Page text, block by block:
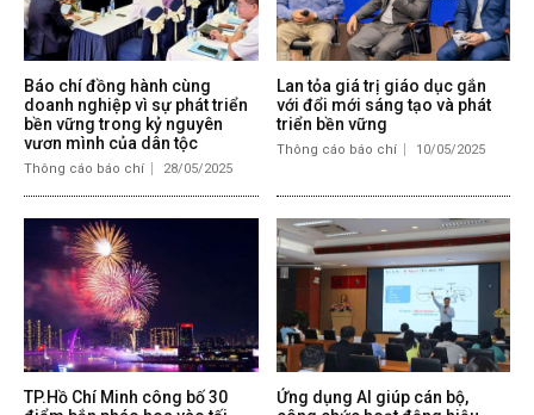
Báo chí đồng hành cùng
doanh nghiệp vì sự phát triển
bền vững trong kỷ nguyên
vươn mình của dân tộc
Thông cáo báo chí 28/05/2025
Lan tỏa giá trị giáo dục gắn
với đổi mới sáng tạo và phát
triển bền vững
Thông cáo báo chí 10/05/2025
TP.Hồ Chí Minh công bố 30
Ứng dụng AI giúp cán bộ,